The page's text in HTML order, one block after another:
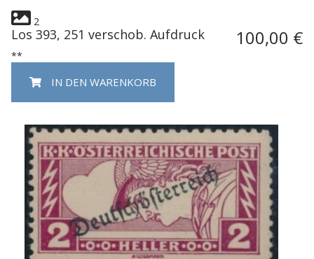
2
Los 393, 251 verschob. Aufdruck 100,00 €
**
IN DEN WARENKORB